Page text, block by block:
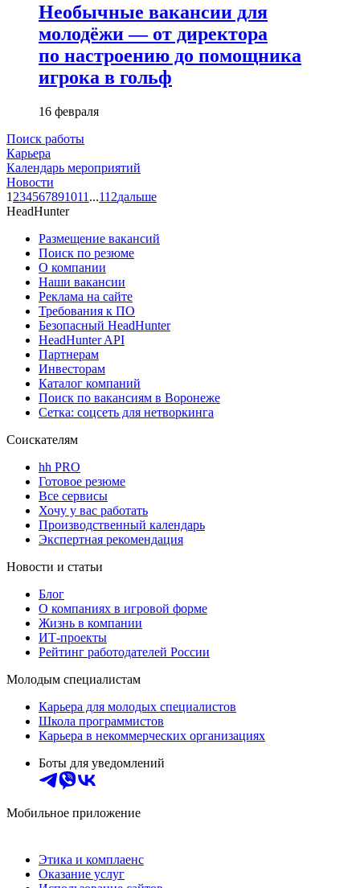
Необычные вакансии для
молодёжи — от директора
по настроению до помощника
игрока в гольф
16 февраля
Поиск работы
Карьера
Календарь мероприятий
Новости
1 234567891011 ...112дальше
HeadHunter
Размещение вакансий
Поиск по резюме
О компании
Наши вакансии
Реклама на сайте
Требования к ПО
Безопасный HeadHunter
HeadHunter API
Партнерам
Инвесторам
Каталог компаний
Поиск по вакансиям в Воронеже
Сетка: соцсеть для нетворкинга
Соискателям
hh PRO
Готовое резюме
Все сервисы
Хочу у вас работать
Производственный календарь
Экспертная рекомендация
Новости и статьи
Блог
О компаниях в игровой форме
Жизнь в компании
ИТ-проекты
Рейтинг работодателей России
Молодым специалистам
Карьера для молодых специалистов
Школа программистов
Карьера в некоммерческих организациях
Боты для уведомлений
Мобильное приложение
Этика и комплаенс
Оказание услуг